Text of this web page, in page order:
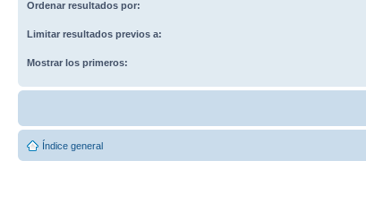
Ordenar resultados por:
Limitar resultados previos a:
Mostrar los primeros:
Índice general